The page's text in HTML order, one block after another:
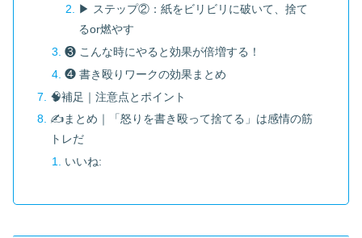
▶ ステップ②：紙をビリビリに破いて、捨て
るor燃やす
❸ こんな時にやると効果が倍増する！
❹ 書き殴りワークの効果まとめ
🧠補足｜注意点とポイント
✍️まとめ｜「怒りを書き殴って捨てる」は感情の筋
トレだ
いいね: